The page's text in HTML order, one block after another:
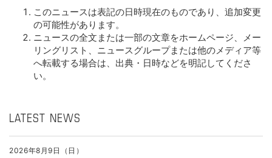
このニュースは表記の日時現在のものであり、追加変更
の可能性があります。
ニュースの全文または一部の文章をホームページ、メー
リングリスト、ニュースグループまたは他のメディア等
へ転載する場合は、出典・日時などを明記してくださ
い。
LATEST NEWS
2026年8月9日（日）